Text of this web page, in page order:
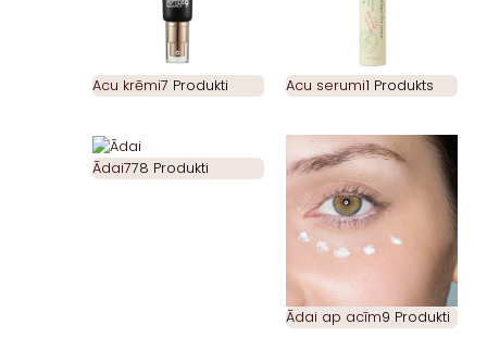
Acu krēmi7 Produkti Acu serumi1 Produkts
Ādai778 Produkti
Ādai ap acīm9 Produkti